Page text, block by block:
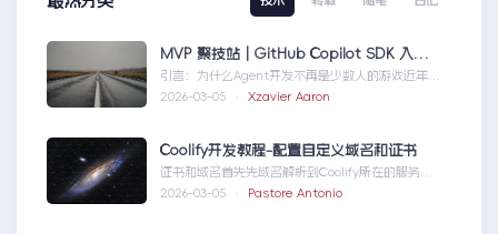
MVP 聚技站｜GitHub Copilot SDK 入门：五分钟构建你的第一个 AI Agent
引言：为什么Agent开发不再是少数人的游戏近年
来，随着人工智能技术的快速发展，AIAgen...MVP
2026-03-05 · Xzavier Aaron
Coolify开发教程-配置自定义域名和证书
证书和域名首先先域名解析到Coolify所在的服务
器，然后获取你的证书NGINX版本的，这里就不
2026-03-05 · Pastore Antonio